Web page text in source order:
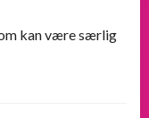
kan være særlig